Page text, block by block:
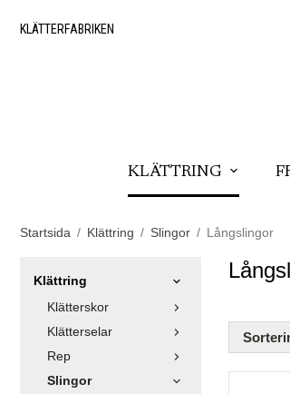
KLÄTTERFABRIKEN
KLÄTTRING
Startsida / Klättring / Slingor / Långslingor
Klättring
Klätterskor
Klätterselar
Rep
Slingor